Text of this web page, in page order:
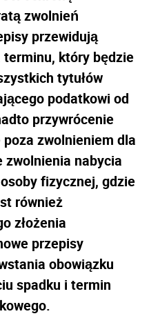
zwolnień
przewidują
który będzie
tytułów
podatkowi od
przywrócenie
zwolnieniem dla
zwolnienia nabycia
fizycznej, gdzie
również
złożenia
przepisy
obowiązku
spadku i termin